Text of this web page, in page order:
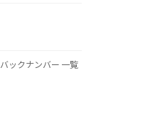
バックナンバー 一覧